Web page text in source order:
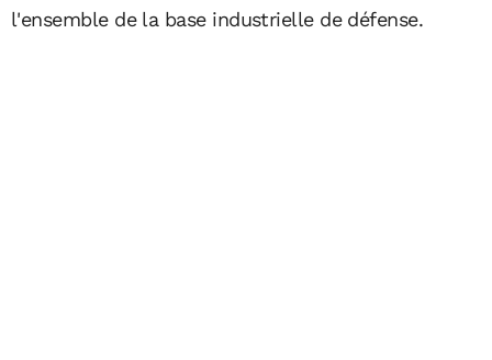
l'ensemble de la base industrielle de défense.